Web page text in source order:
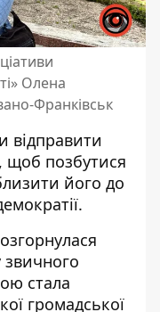
Олена
Франківськ
відправити
щоб позбутися
його до
стала
громадської